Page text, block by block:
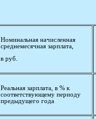
Номинальная начисленная
среднемесячная зарплата,
в руб.
Реальная зарплата, в % к
соответствующему периоду
предыдущего года